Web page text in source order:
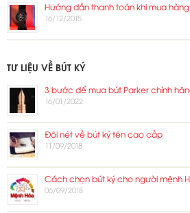
Hướng dẫn thanh toán khi mua
16/12/2015
TƯ LIỆU VỀ BÚT KÝ
3 bước để mua bút Parker chính
16/01/2022
Đôi nét về bút ký tên cao cấp
11/09/2018
Cách chọn bút ký cho người mệnh
06/09/2018